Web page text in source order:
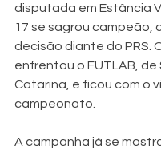
disputada em Estância
17 se sagrou campeão,
decisão diante do PRS.
enfrentou o FUTLAB, de
Catarina, e ficou com o
campeonato.
A campanha já se